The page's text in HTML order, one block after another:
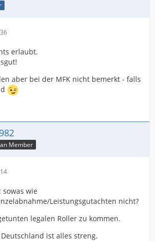
erlaubt.
aber bei der MFK nicht bemerkt - falls
Member
sowas wie
Leistungsgutachten nicht?
legalen Roller zu kommen.
ist alles streng.